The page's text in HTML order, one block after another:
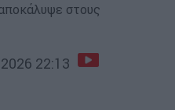
στους
22:13